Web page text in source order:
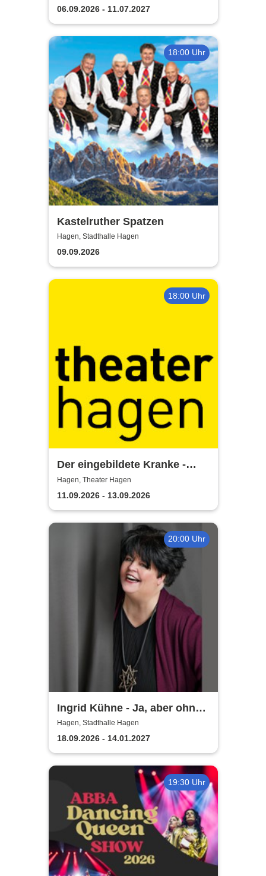
06.09.2026 - 11.07.2027
18:00 Uhr
Kastelruther Spatzen
Hagen, Stadthalle Hagen
09.09.2026
18:00 Uhr
Der eingebildete Kranke -
Theater Hagen
Hagen, Theater Hagen
11.09.2026 - 13.09.2026
20:00 Uhr
Ingrid Kühne - Ja, aber ohne
mich!
Hagen, Stadthalle Hagen
18.09.2026 - 14.01.2027
19:30 Uhr